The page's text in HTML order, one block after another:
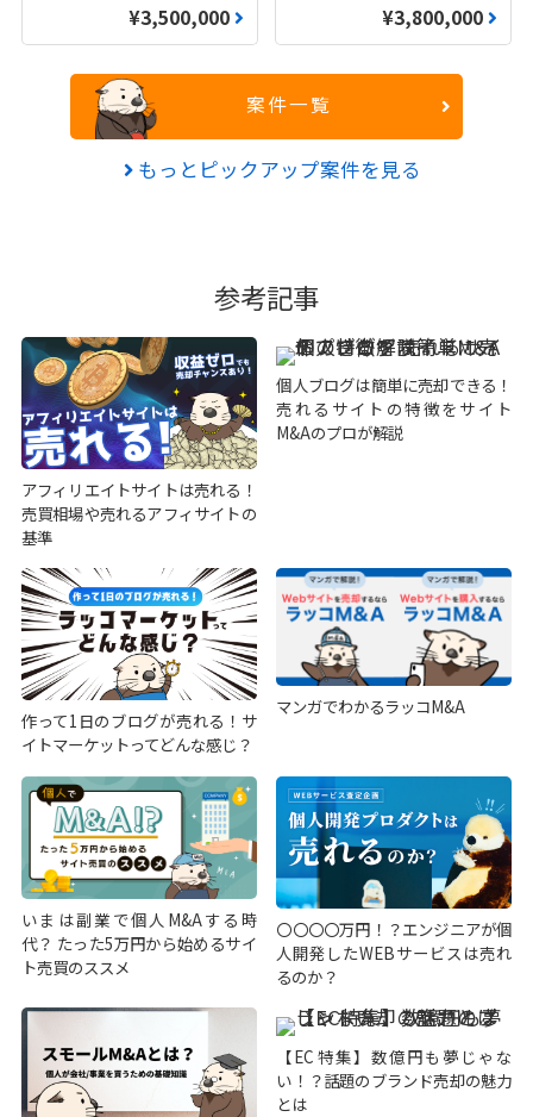
¥3,500,000 ¥3,800,000
案件一覧
もっとピックアップ案件を見る
参考記事
アフィリエイトサイトは売れる！
売買相場や売れるアフィサイトの
基準
個人ブログは簡単に売却できる！
売れるサイトの特徴をサイト
M&Aのプロが解説
作って1日のブログが売れる！サ
イトマーケットってどんな感じ？
マンガでわかるラッコM&A
いまは副業で個人M&Aする時
代？ たった5万円から始めるサイ
ト売買のススメ
〇〇〇〇万円！？エンジニアが個
人開発したWEBサービスは売れ
るのか？
【EC特集】数億円も夢じゃな
い！？話題のブランド売却の魅力
とは